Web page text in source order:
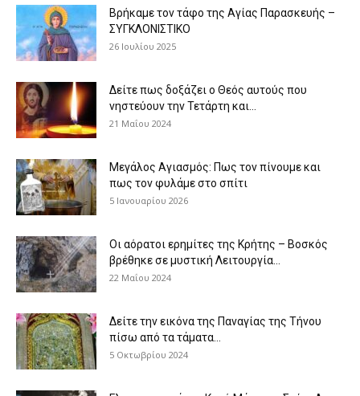
Βρήκαμε τον τάφο της Αγίας Παρασκευής –
ΣΥΓΚΛΟΝΙΣΤΙΚΟ
26 Ιουλίου 2025
Δείτε πως δοξάζει ο Θεός αυτούς που
νηστεύουν την Τετάρτη και...
21 Μαΐου 2024
Μεγάλος Αγιασμός: Πως τον πίνουμε και
πως τον φυλάμε στο σπίτι
5 Ιανουαρίου 2026
Οι αόρατοι ερημίτες της Κρήτης – Βοσκός
βρέθηκε σε μυστική Λειτουργία...
22 Μαΐου 2024
Δείτε την εικόνα της Παναγίας της Τήνου
πίσω από τα τάματα...
5 Οκτωβρίου 2024